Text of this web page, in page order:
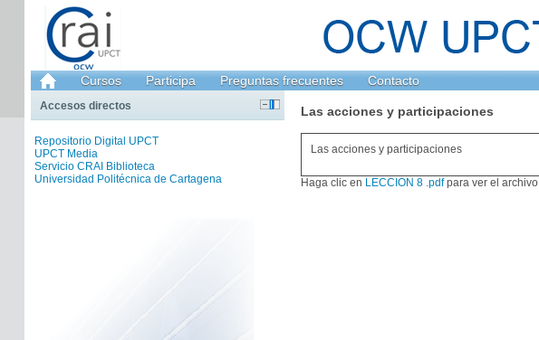
Cursos Participa Preguntas frecuentes Contacto
Las acciones y participaciones
Las acciones y participaciones
Haga clic en LECCION 8 .pdfpara ver el archivo.
Accesos directos
Repositorio Digital UPCT
UPCT Media
Servicio CRAI Biblioteca
Universidad Politécnica de Cartagena